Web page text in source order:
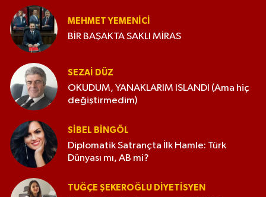
MEHMET YEMENICI
BİR BAŞAKTA SAKLI MİRAS
SEZAI DÜZ
OKUDUM, YANAKLARIM ISLANDI (Ama hiç
değiştirmedim)
SIBEL BINGÖL
Diplomatik Satrançta İlk Hamle: Türk
Dünyası mı, AB mi?
TUĞÇE ŞEKEROĞLU DIYETISYEN